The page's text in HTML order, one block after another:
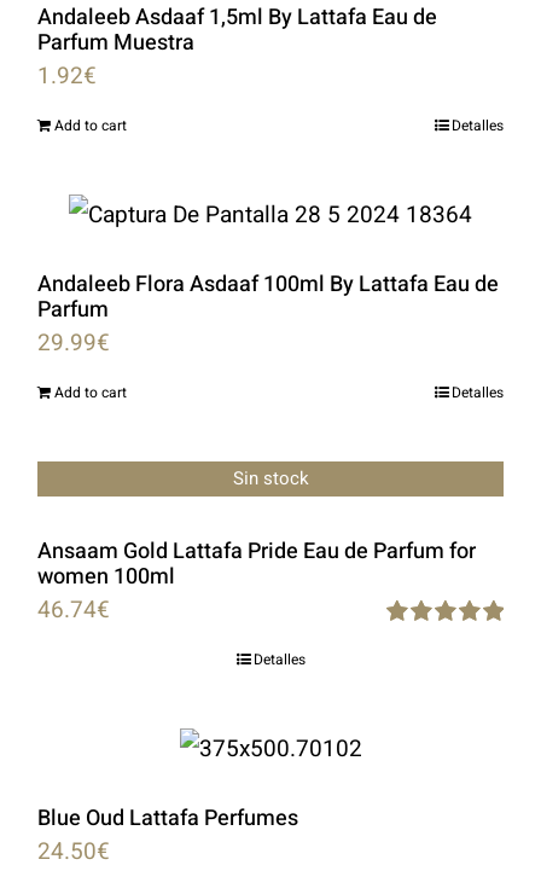
Andaleeb Asdaaf 1,5ml By Lattafa Eau de
Parfum Muestra
1.92€
Add to cart Detalles
Andaleeb Flora Asdaaf 100ml By Lattafa Eau de
Parfum
29.99€
Add to cart Detalles
Sin stock
Ansaam Gold Lattafa Pride Eau de Parfum for
women 100ml
46.74€
Detalles
Blue Oud Lattafa Perfumes
24.50€